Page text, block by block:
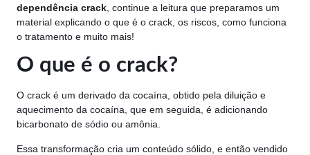
dependência crack , continue a leitura que preparamos um
material explicando o que é o crack, os riscos, como funciona
o tratamento e muito mais!
O que é o crack?
O crack é um derivado da cocaína, obtido pela diluição e
aquecimento da cocaína, que em seguida, é adicionando
bicarbonato de sódio ou amônia.
Essa transformação cria um conteúdo sólido, e então vendido